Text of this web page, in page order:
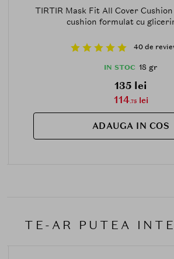
TIRTIR Mask Fit All Cover
cushion formulat cu
40 de
IN STOC 18 gr
135 lei
114.75lei
ADAUGA IN COS
TE-AR PUTEA